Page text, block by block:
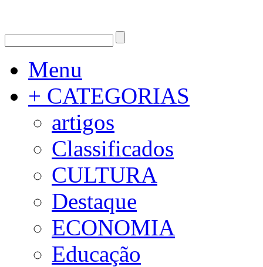
Menu
+ CATEGORIAS
artigos
Classificados
CULTURA
Destaque
ECONOMIA
Educação